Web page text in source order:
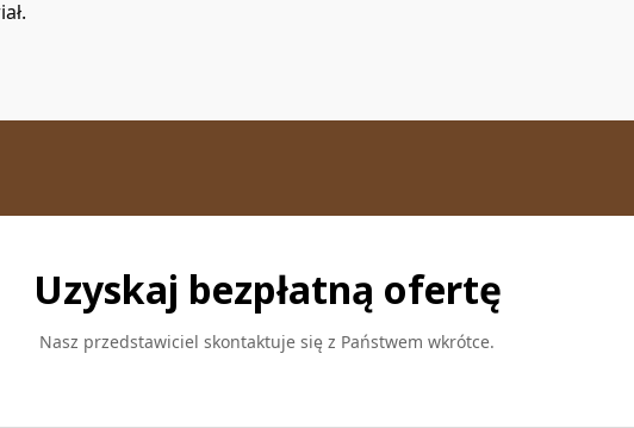
Uzyskaj bezpłatną ofertę
Nasz przedstawiciel skontaktuje się z Państwem wkrótce.